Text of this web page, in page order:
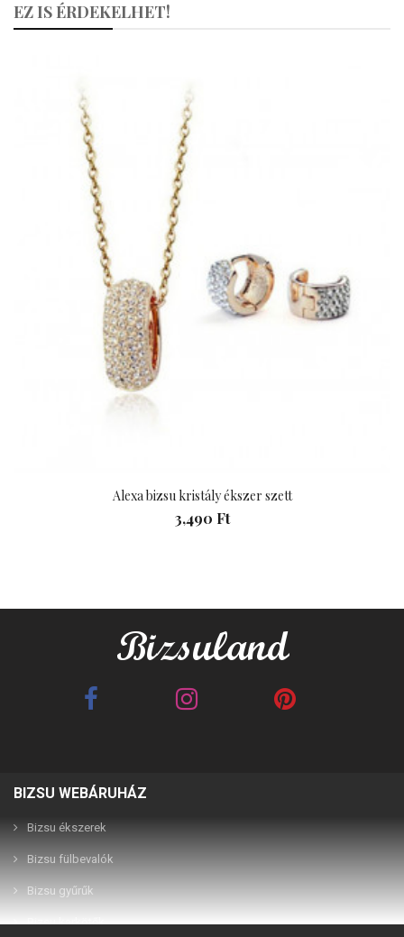
EZ IS ÉRDEKELHET!
Alexa bizsu kristály ékszer szett
3,490 Ft
Best Friends barna 2in1
2,990 Ft
BIZSU WEBÁRUHÁZ
Bizsu ékszerek
Bizsu fülbevalók
Bizsu gyűrűk
Bizsu karkötők